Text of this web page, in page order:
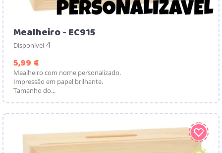
Mealheiro - EC915
Disponível 4
5,99 €
Mealheiro com nome personalizado.
Impressão em papel brilhante.
Tamanho do...